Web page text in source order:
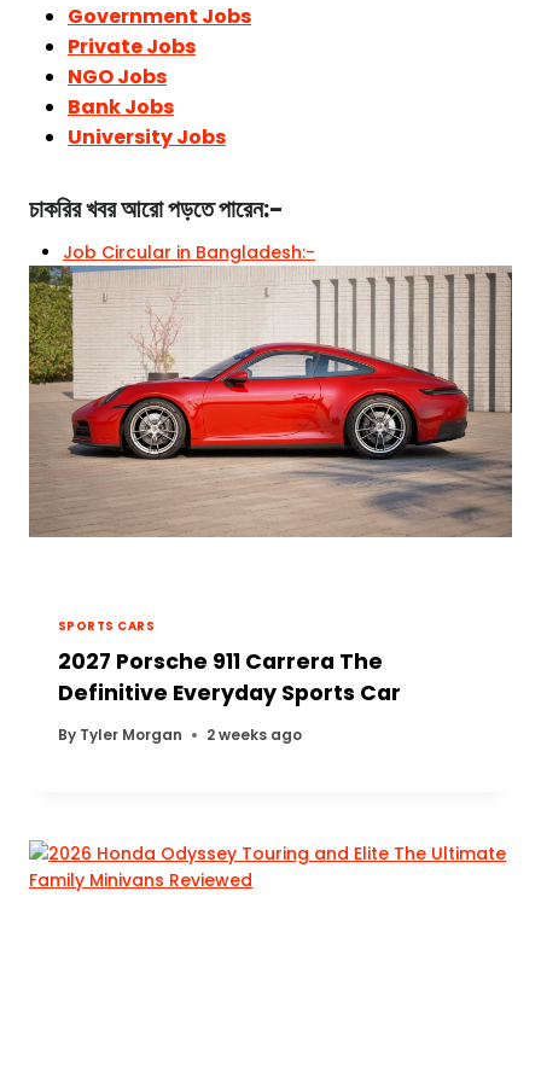
Government Jobs
Private Jobs
NGO Jobs
Bank Jobs
University Jobs
চাকরির খবরআরো পড়তে পারেন:-
Job Circular in Bangladesh:-
SPORTS CARS
2027 Porsche 911 Carrera The
Definitive Everyday Sports Car
By Tyler Morgan 2 weeks ago